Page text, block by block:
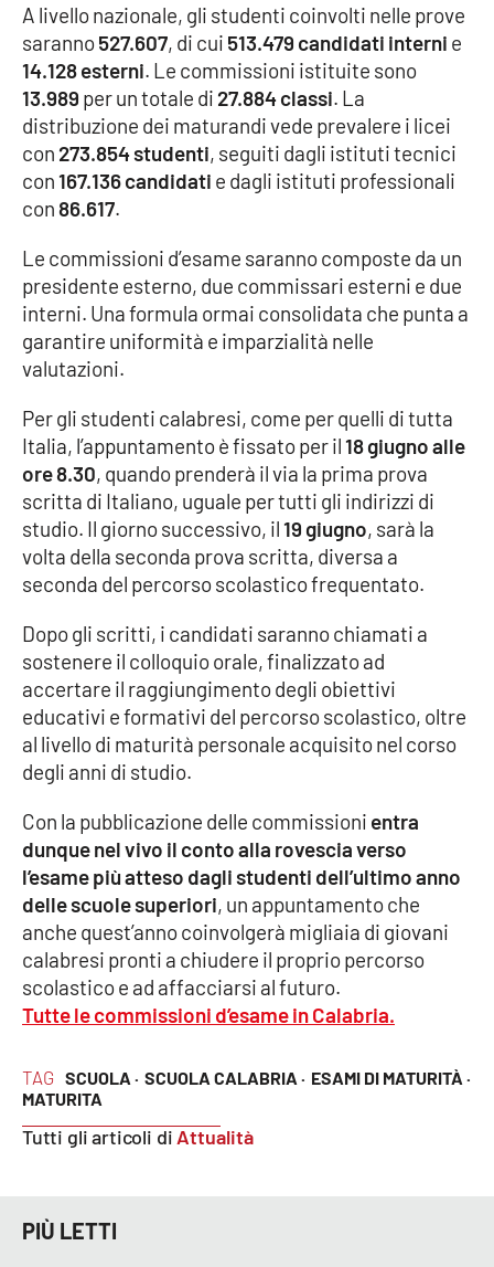
Società
Sport
RUBRICHE
Good Morning Vietnam
Parchi Marini Calabria
Leggendo Alvaro insieme
Imprese Di Calabria
Le perfidie di Antonella Grippo
Venti di comunicazione
STREAMING
LaC Network
LaC OnAir
EDIZIONI
LOCALI
Catanzaro
Crotone
Vibo Valentia
Reggio Calabria
Cosenza
Lamezia Terme
PROGETTI
SPECIALI
TAG SCUOLA · SCUOLA CALABRIA · ESAMI DI MATURITÀ ·
MATURITA
Tutti gli articoli di Attualità
A livello nazionale, gli studenti coinvolti nelle prove
saranno527.607, di cui 513.479 candidati interni e
14.128 esterni. Le commissioni istituite sono
13.989 per un totale di 27.884 classi. La
distribuzione dei maturandi vede prevalere i licei
con 273.854 studenti, seguiti dagli istituti tecnici
con167.136 candidati e dagli istituti professionali
con86.617.
Le commissioni d’esame saranno composte da un
presidente esterno, due commissari esterni e due
interni. Una formula ormai consolidata che punta a
garantire uniformità e imparzialità nelle
valutazioni.
Per gli studenti calabresi, come per quelli di tutta
Italia, l’appuntamento è fissato per il18 giugno alle
ore 8.30, quando prenderà il via la prima prova
scritta di Italiano, uguale per tutti gli indirizzi di
studio. Il giorno successivo, il19 giugno, sarà la
volta della seconda prova scritta, diversa a
seconda del percorso scolastico frequentato.
Dopo gli scritti, i candidati saranno chiamati a
sostenere il colloquio orale, finalizzato ad
accertare il raggiungimento degli obiettivi
educativi e formativi del percorso scolastico, oltre
al livello di maturità personale acquisito nel corso
degli anni di studio.
Con la pubblicazione delle commissioni entra
dunque nel vivo il conto alla rovescia verso
l’esame più atteso dagli studenti dell’ultimo anno
delle scuole superiori, un appuntamento che
anche quest’anno coinvolgerà migliaia di giovani
calabresi pronti a chiudere il proprio percorso
scolastico e ad affacciarsi al futuro.
Tutte le commissioni d’esame in Calabria.
PIÙ LETTI